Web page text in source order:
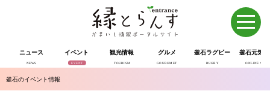
ニュース
NEWS
イベント
EVENT
観光情報
TOURISM
グルメ
GOURUMET
釜石ラグビー
RUGBY
釜石元気
ONLINE SHOP
釜石のイベント情報